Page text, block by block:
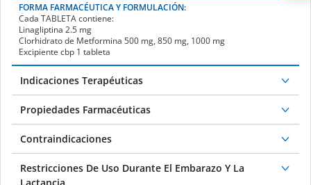
FORMA FARMACÉUTICA Y FORMULACIÓN:
Cada TABLETAcontiene:
Linagliptina 2.5 mg
Clorhidrato de Metformina 500 mg, 850 mg, 1000 mg
Excipiente cbp 1 tableta
Indicaciones Terapéuticas
Propiedades Farmacéuticas
Contraindicaciones
Restricciones De Uso Durante El Embarazo Y La